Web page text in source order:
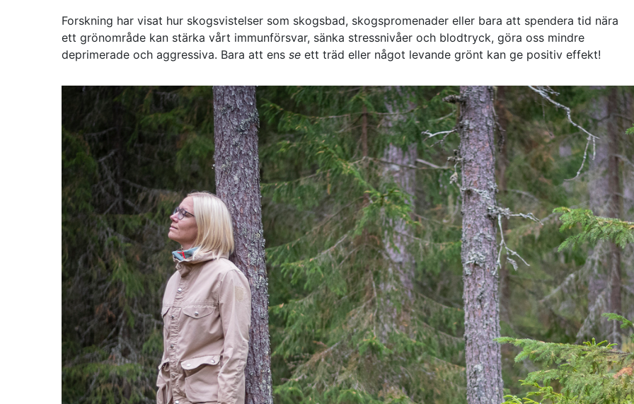
Forskning har visat hur skogsvistelser som skogsbad, skogspromenader eller bara att spendera tid nära
ett grönområde kan stärka vårt immunförsvar, sänka stressnivåer och blodtryck, göra oss mindre
deprimerade och aggressiva. Bara att ens se ett träd eller något levande grönt kan ge positiv effekt!